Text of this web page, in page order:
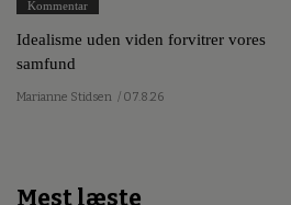
Kommentar
Idealisme uden viden forvitrer vores
samfund
Marianne Stidsen / 07.8.26
Mest læste